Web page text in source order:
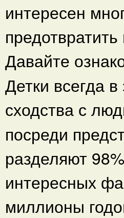
интересен
Давайте
Детки всегда
сходства с
посреди
разделяют
интересных
миллионы